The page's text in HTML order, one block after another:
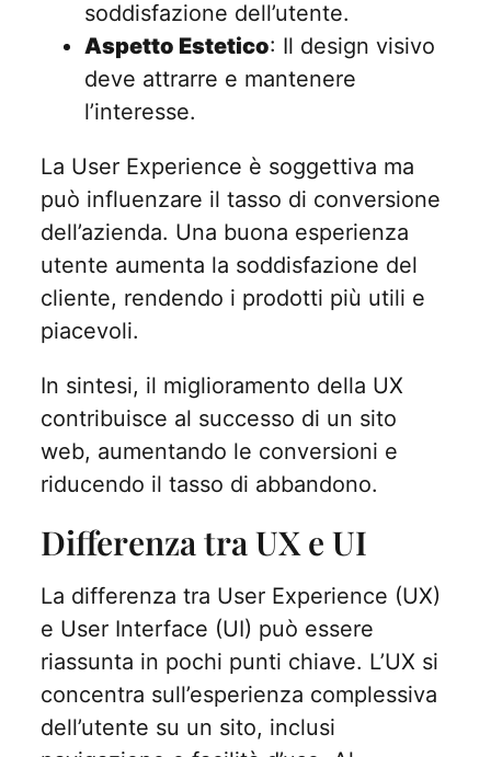
soddisfazione dell’utente.
Aspetto Estetico: Il design visivo
deve attrarre e mantenere
l’interesse.
La User Experience è soggettiva ma
può influenzare il tasso di conversione
dell’azienda. Una buona esperienza
utente aumenta la soddisfazione del
cliente, rendendo i prodotti più utili e
piacevoli.
In sintesi, il miglioramento della UX
contribuisce al successo di un sito
web, aumentando le conversioni e
riducendo il tasso di abbandono.
Differenza tra UX e UI
La differenza tra User Experience (UX)
e User Interface (UI) può essere
riassunta in pochi punti chiave. L’UX si
concentra sull’esperienza complessiva
dell’utente su un sito, inclusi